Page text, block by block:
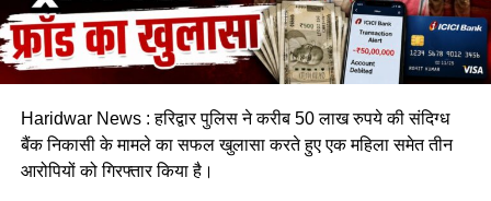
चारधाम यात्रा: आज से फिर शुरू हुए ऑफलाइन पंजीकरण, जानिए
एक दिन में कितने को अनुमति।
Haridwar News : हरिद्वार पुलिस ने करीब 50 लाख रुपये की संदिग्ध
बैंक निकासी के मामले का सफल खुलासा करते हुए एक महिला समेत तीन
आरोपियों को गिरफ्तार किया है।